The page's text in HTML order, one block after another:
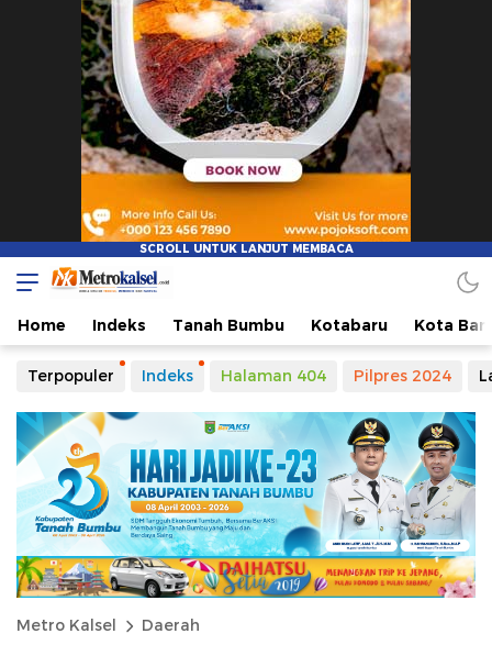
Home Indeks Tanah Bumbu Kotabaru Kota
Terpopuler Indeks Halaman 404 Pilpres 2024
Metro Kalsel Daerah